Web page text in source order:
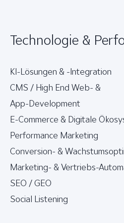
Technologie &
KI-Lösungen & -Integration
CMS / High End Web- &
App-Development
E-Commerce & Digitale
Performance Marketing
Conversion- &
Marketing- & Vertriebs-
SEO / GEO
Social Listening